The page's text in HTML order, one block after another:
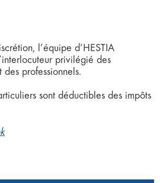
l’équipe d’HESTIA
privilégié des
professionnels.
sont déductibles des impôts